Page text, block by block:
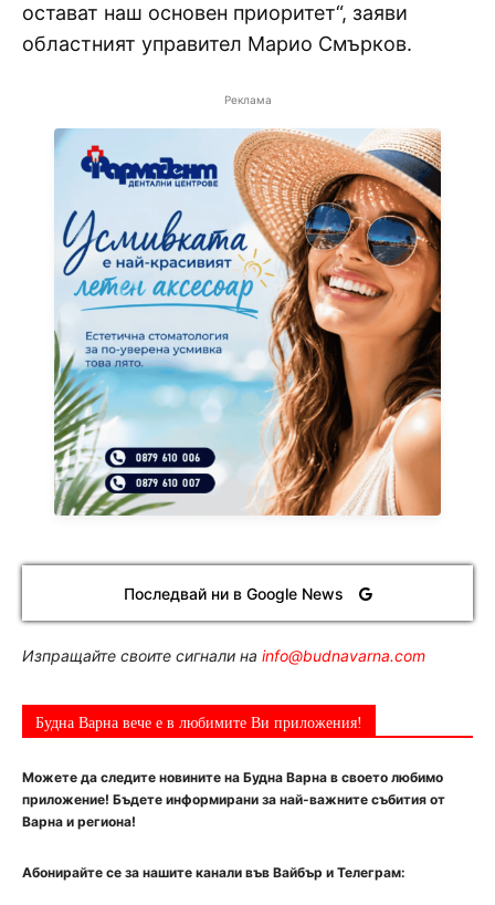
остават наш основен приоритет“, заяви
областният управител Марио Смърков.
Реклама
Последвай ни в Google News
Изпращайте своите сигнали на info@budnavarna.com
Будна Варна вече е в любимите Ви приложения!
Можете да следите новините на Будна Варна в своето любимо
приложение! Бъдете информирани за най-важните събития от
Варна и региона!
Абонирайте се за нашите канали във Вайбър и Телеграм: